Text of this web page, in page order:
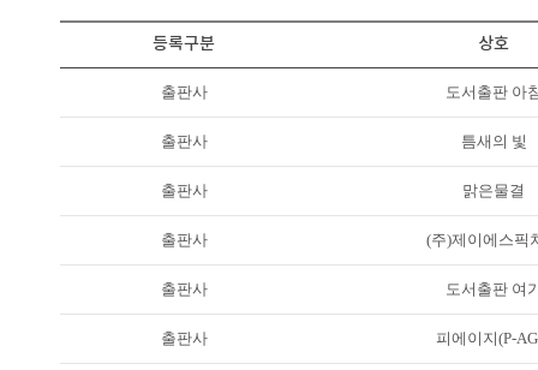
등록구분 상호
출판사 도서출판 아
출판사 틈새의 빛
출판사 맑은물결
출판사 (주)제이에스픽
출판사 도서출판 여
출판사 피에이지(P-